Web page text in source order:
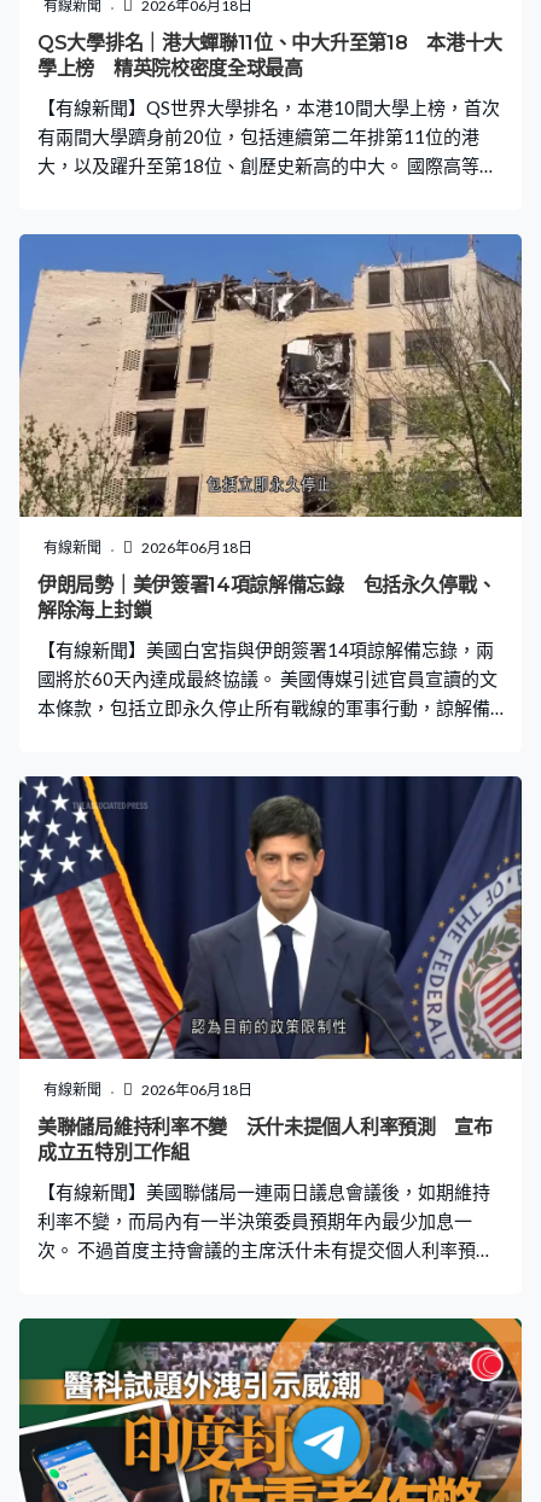
有線新聞 2026年06月18日
QS大學排名｜港大蟬聯11位、中大升至第18 本港十大
學上榜 精英院校密度全球最高
【有線新聞】QS世界大學排名，本港10間大學上榜，首次
有兩間大學躋身前20位，包括連續第二年排第11位的港
大，以及躍升至第18位、創歷史新高的中大。 國際高等教
新高。中大首次躋身20名內，躍升14位、今年排第18位。
科大排名33位、理大排50位、城大52位。另外浸大、教大
及嶺大排名亦有上升，去年首次上榜的都大排名不變。連
同首次上榜的樹仁大學，共10間大學上榜。 港大校長張翔
表示，港大在多個領域取得歷史性突破，包括校友黎家盈
入選神舟二十三號載人飛行任務乘組，成為首位香港載荷
專家，印證港大培育傑出人才實力。 中大校長盧煜明表
示，躋身全球20強是中大重要里程碑，會進一步與全球頂
尖學府及產業合作，推動具影響力的研究，應對社會挑
戰。 QS表示，香港連續第二年成為亞洲中進步最顯著的地
區，鞏固香港作為亞洲教育體系中最具全球競爭力地位，
成為全球精英院校密度最高的城市。 至於全球排名第一的
繼續是美國麻省理工學院，已連續15年蟬聯榜首。
有線新聞 2026年06月18日
伊朗局勢｜美伊簽署14項諒解備忘錄 包括永久停戰、
解除海上封鎖
【有線新聞】美國白宮指與伊朗簽署14項諒解備忘錄，兩
國將於60天內達成最終協議。 美國傳媒引述官員宣讀的文
本條款，包括立即永久停止所有戰線的軍事行動，諒解備
區內夥伴合作投入至少3千億美元，用於伊朗重建和經濟發
展，以及終止所有制裁。 伊朗則重申不會購買或發展核
武，確保商船在諒解備忘錄簽署後60天內免費在波斯灣和
阿曼海安全通行。
有線新聞 2026年06月18日
美聯儲局維持利率不變 沃什未提個人利率預測 宣布
成立五特別工作組
【有線新聞】美國聯儲局一連兩日議息會議後，如期維持
利率不變，而局內有一半決策委員預期年內最少加息一
次。 不過首度主持會議的主席沃什未有提交個人利率預
表、對數據的依賴、生產力及就業、人工智能的影響，以
及當局的通脹框架。 沃什表示會堅守2%的通脹目標，認為
目前的政策限制性，效果並不均衡。